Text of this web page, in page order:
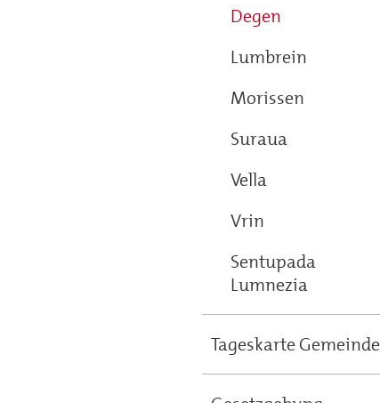
Degen
Lumbrein
Morissen
Suraua
Vella
Vrin
Sentupada
Lumnezia
Tageskarte Gemeinde